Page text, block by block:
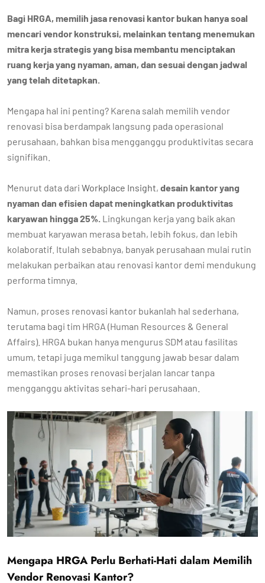
Bagi HRGA, memilih jasa renovasi kantor bukan hanya soal
mencari vendor konstruksi, melainkan tentang menemukan
mitra kerja strategis yang bisa membantu menciptakan
ruang kerja yang nyaman, aman, dan sesuai dengan jadwal
yang telah ditetapkan.
Mengapa hal ini penting? Karena salah memilih vendor
renovasi bisa berdampak langsung pada operasional
perusahaan, bahkan bisa mengganggu produktivitas secara
signifikan.
Menurut data dari Workplace Insight, desain kantor yang
nyaman dan efisien dapat meningkatkan produktivitas
karyawan hingga 25%. Lingkungan kerja yang baik akan
membuat karyawan merasa betah, lebih fokus, dan lebih
kolaboratif. Itulah sebabnya, banyak perusahaan mulai rutin
melakukan perbaikan atau renovasi kantor demi mendukung
performa timnya.
Namun, proses renovasi kantor bukanlah hal sederhana,
terutama bagi tim HRGA (Human Resources & General
Affairs). HRGA bukan hanya mengurus SDM atau fasilitas
umum, tetapi juga memikul tanggung jawab besar dalam
memastikan proses renovasi berjalan lancar tanpa
mengganggu aktivitas sehari-hari perusahaan.
Mengapa HRGA Perlu Berhati-Hati dalam Memilih
Vendor Renovasi Kantor?